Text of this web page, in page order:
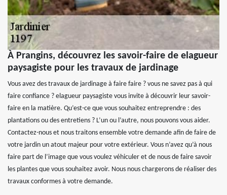
À Prangins, découvrez les savoir-faire de elagueur
paysagiste pour les travaux de jardinage
Vous avez des travaux de jardinage à faire faire ? vous ne savez pas à qui
faire confiance ? elagueur paysagiste vous invite à découvrir leur savoir-
faire en la matière. Qu’est-ce que vous souhaitez entreprendre : des
plantations ou des entretiens ? L’un ou l’autre, nous pouvons vous aider.
Contactez-nous et nous traitons ensemble votre demande afin de faire de
votre jardin un atout majeur pour votre extérieur. Vous n’avez qu’à nous
faire part de l’image que vous voulez véhiculer et de nous de faire savoir
les plantes que vous souhaitez avoir. Nous nous chargerons de réaliser des
travaux conformes à votre demande.